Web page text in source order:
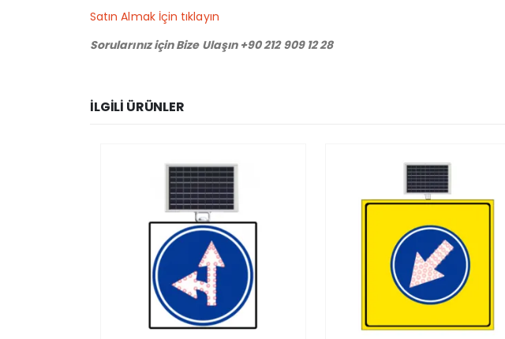
Satın Almak İçin tıklayın
Sorularınız için Bize Ulaşın +90 212 909 12 28
İLGILI ÜRÜNLER